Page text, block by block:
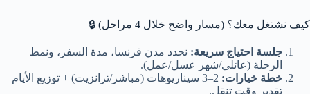
كيف نشتغل معك؟ (مسار واضح خلال 4 مراحل) 🔒
جلسة احتياج سريعة: نحدد مدن فرنسا، مدة السفر، ونمط
الرحلة (عائلي/شهر عسل/عمل).
خطة خيارات:
2–3 سيناريوهات (مباشر/ترانزيت) + توزيع الأيام +
تقدير وقت تنقل.